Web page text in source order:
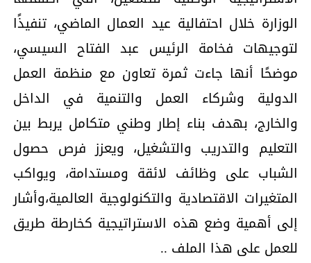
الوزارة خلال احتفالية عيد العمال الماضي، تنفيذًا
لتوجيهات فخامة الرئيس عبد الفتاح السيسي،
موضحًا أنها جاءت ثمرة تعاون مع منظمة العمل
الدولية وشركاء العمل والتنمية في الداخل
والخارج، بهدف بناء إطار وطني متكامل يربط بين
التعليم والتدريب والتشغيل، ويعزز فرص حصول
الشباب على وظائف لائقة ومستدامة، ويواكب
المتغيرات الاقتصادية والتكنولوجية العالمية،وأشار
إلى أهمية وضع هذه الاستراتيجية كخارطة طريق
للعمل على هذا الملف ..